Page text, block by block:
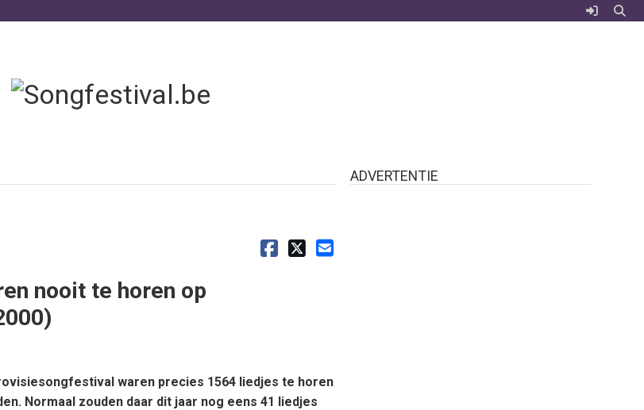
nooit te horen op
waren precies 1564 liedjes te horen
Normaal zouden daar dit jaar nog eens 41 liedjes
ADVERTENTIE